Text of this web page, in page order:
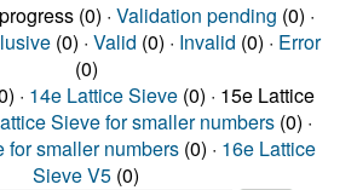
(0) · Validation pending (0) ·
(0) · Valid (0) · Invalid (0) · Error
(0)
· 14e Lattice Sieve (0) · 15e Lattice
Sieve for smaller numbers (0) ·
for smaller numbers (0) · 16e Lattice
Sieve V5 (0)